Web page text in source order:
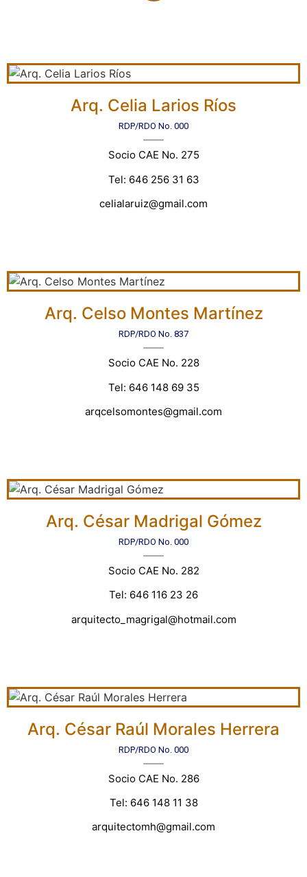
Arq. Celia Larios Ríos
RDP/RDO No. 000
Socio CAE No. 275
Tel: 646 256 31 63
celialaruiz@gmail.com
Arq. Celso Montes Martínez
RDP/RDO No. 837
Socio CAE No. 228
Tel: 646 148 69 35
arqcelsomontes@gmail.com
Arq. César Madrigal Gómez
RDP/RDO No. 000
Socio CAE No. 282
Tel: 646 116 23 26
arquitecto_magrigal@hotmail.com
Arq. César Raúl Morales Herrera
RDP/RDO No. 000
Socio CAE No. 286
Tel: 646 148 11 38
arquitectomh@gmail.com